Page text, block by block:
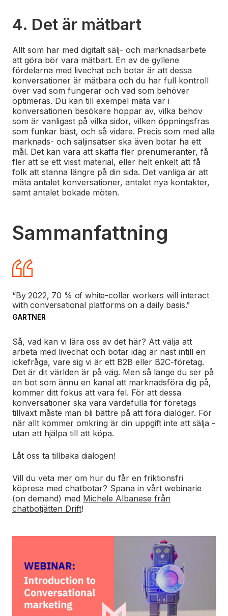
4. Det är mätbart
Allt som har med digitalt sälj- och marknadsarbete
att göra bör vara mätbart. En av de gyllene
fördelarna med livechat och botar är att dessa
konversationer är mätbara och du har full kontroll
över vad som fungerar och vad som behöver
optimeras. Du kan till exempel mäta var i
konversationen besökare hoppar av, vilka behov
som är vanligast på vilka sidor, vilken öppningsfras
som funkar bäst, och så vidare. Precis som med alla
marknads- och säljinsatser ska även botar ha ett
mål. Det kan vara att skaffa fler prenumeranter, få
fler att se ett visst material, eller helt enkelt att få
folk att stanna längre på din sida. Det vanliga är att
mäta antalet konversationer, antalet nya kontakter,
samt antalet bokade möten.
Sammanfattning
“By 2022, 70 % of white-collar workers will interact
with conversational platforms on a daily basis.”
GARTNER
Så, vad kan vi lära oss av det här? Att välja att
arbeta med livechat och botar idag är näst intill en
ickefråga, vare sig vi är ett B2B eller B2C-företag.
Det är dit världen är på väg. Men så länge du ser på
en bot som ännu en kanal att marknadsföra dig på,
kommer ditt fokus att vara fel. För att dessa
konversationer ska vara värdefulla för företags
tillväxt måste man bli bättre på att föra dialoger. För
när allt kommer omkring är din uppgift inte att sälja -
utan att hjälpa till att köpa.
Låt oss ta tillbaka dialogen!
Vill du veta mer om hur du får en friktionsfri
köpresa med chatbotar? Spana in vårt webinarie
(on demand) med Michele Albanese från
chatbotjätten Drift!